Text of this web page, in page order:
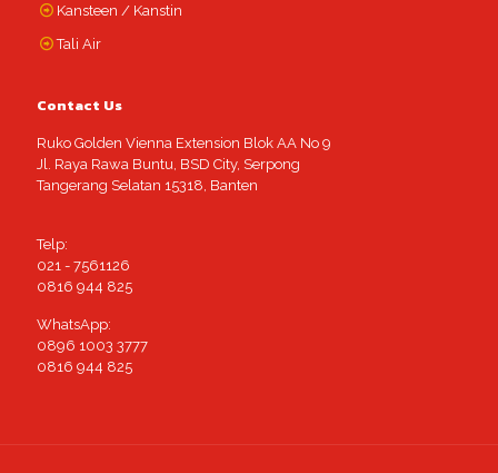
Kansteen / Kanstin
Tali Air
Contact Us
Ruko Golden Vienna Extension Blok AA No 9
Jl. Raya Rawa Buntu, BSD City, Serpong
Tangerang Selatan 15318, Banten
Telp:
021 - 7561126
0816 944 825
WhatsApp:
0896 1003 3777
0816 944 825